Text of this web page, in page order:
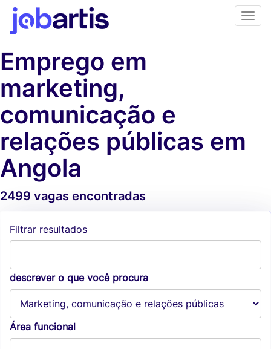
Emprego em
marketing,
comunicação e
relações públicas em
Angola
2499 vagas encontradas
Filtrar resultados
descrever o que você procura
Área funcional